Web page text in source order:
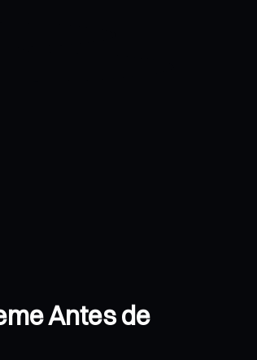
Antes de